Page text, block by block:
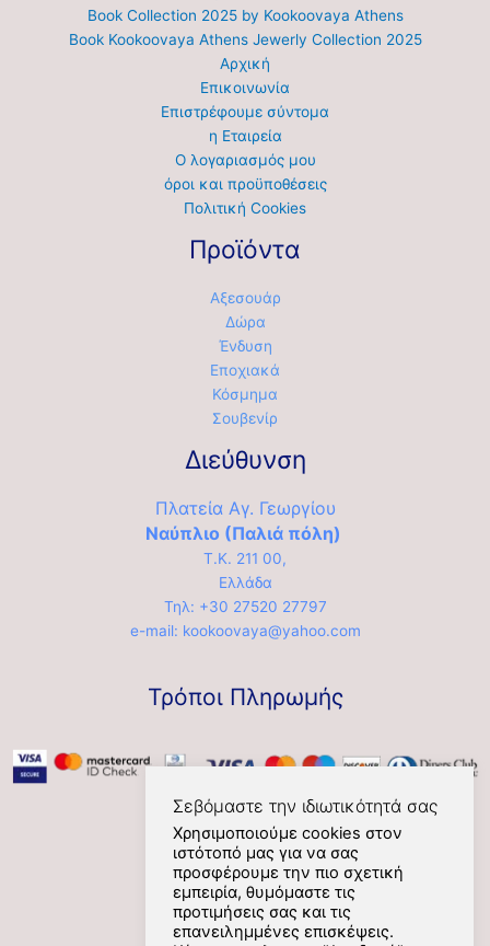
Book Collection 2025 by Kookoovaya Athens
Book Kookoovaya Athens Jewerly Collection 2025
Αρχική
Επικοινωνία
Επιστρέφουμε σύντομα
η Εταιρεία
Ο λογαριασμός μου
όροι και προϋποθέσεις
Πολιτική Cookies
Προϊόντα
Αξεσουάρ
Δώρα
Ένδυση
Εποχιακά
Κόσμημα
Σουβενίρ
Διεύθυνση
Πλατεία Αγ. Γεωργίου
Ναύπλιο (Παλιά πόλη)
Τ.Κ. 211 00,
Ελλάδα
Τηλ: +30 27520 27797
e-mail: kookoovaya@yahoo.com
Τρόποι Πληρωμής
Social
Σεβόμαστε την ιδιωτικότητά σας
Χρησιμοποιούμε cookies στον
ιστότοπό μας για να σας
προσφέρουμε την πιο σχετική
εμπειρία, θυμόμαστε τις
προτιμήσεις σας και τις
επανειλημμένες επισκέψεις.